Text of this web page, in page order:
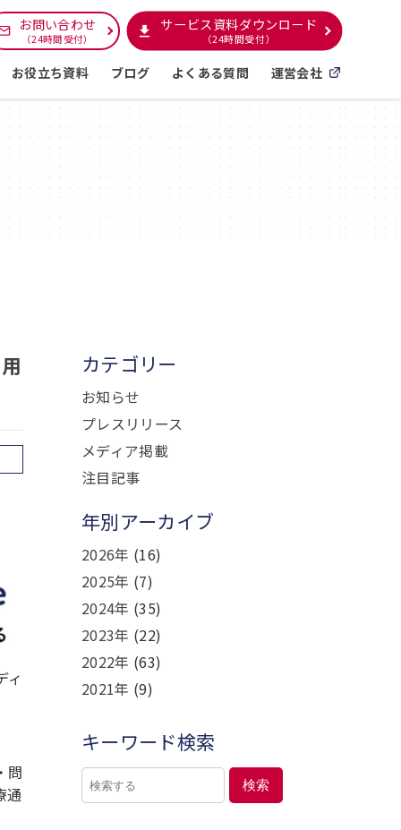
お問い合わせ
（24時間受付）
サービス資料ダウンロード
（24時間受付）
お役立ち資料 ブログ よくある質問 運営会社
ィ
問
通
カテゴリー
お知らせ
プレスリリース
メディア掲載
注目記事
年別アーカイブ
2026年 (16)
2025年 (7)
2024年 (35)
2023年 (22)
2022年 (63)
2021年 (9)
キーワード検索
検索